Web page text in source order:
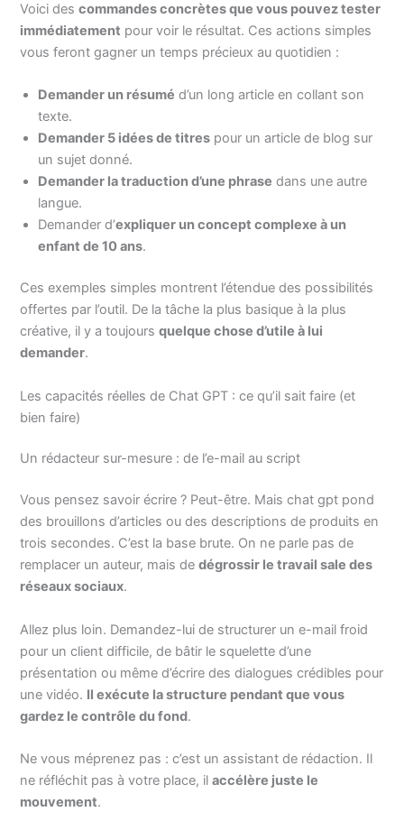
Voici descommandes concrètes que vous pouvez tester
immédiatement pour voir le résultat. Ces actions simples
vous feront gagner un temps précieux au quotidien :
Demander un résumé d’un long article en collant son
texte.
Demander 5 idées de titres pour un article de blog sur
un sujet donné.
Demander la traduction d’une phrase dans une autre
langue.
Demander d’expliquer un concept complexe à un
enfant de 10 ans.
Ces exemples simples montrent l’étendue des possibilités
offertes par l’outil. De la tâche la plus basique à la plus
créative, il y a toujoursquelque chose d’utile à lui
demander.
Les capacités réelles de Chat GPT : ce qu’il sait faire (et
bien faire)
Un rédacteur sur-mesure : de l’e-mail au script
Vous pensez savoir écrire ? Peut-être. Mais chat gpt pond
des brouillons d’articles ou des descriptions de produits en
trois secondes. C’est la base brute. On ne parle pas de
remplacer un auteur, mais dedégrossir le travail sale des
réseaux sociaux.
Allez plus loin. Demandez-lui de structurer un e-mail froid
pour un client difficile, de bâtir le squelette d’une
présentation ou même d’écrire des dialogues crédibles pour
une vidéo. Il exécute la structure pendant que vous
gardez le contrôle du fond.
Ne vous méprenez pas : c’est un assistant de rédaction. Il
ne réfléchit pas à votre place, ilaccélère juste le
mouvement.